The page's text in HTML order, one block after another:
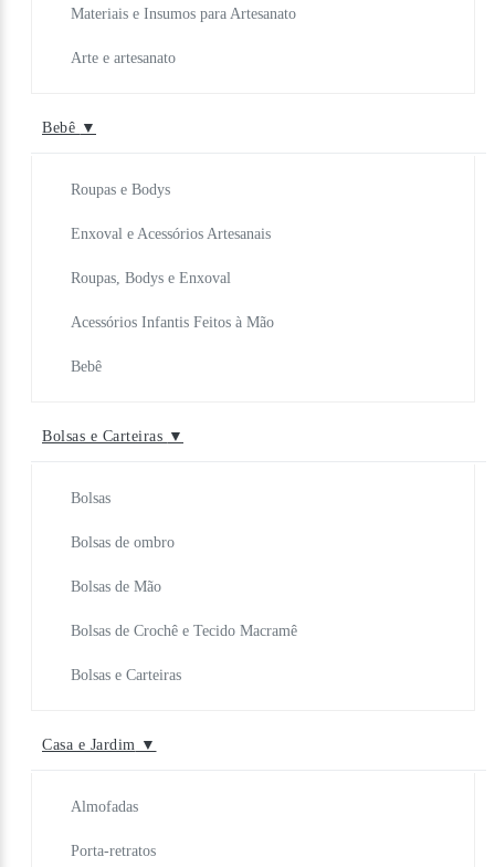
Materiais e Insumos para Artesanato
Arte e artesanato
Bebê ▼
Roupas e Bodys
Enxoval e Acessórios Artesanais
Roupas, Bodys e Enxoval
Acessórios Infantis Feitos à Mão
Bebê
Bolsas e Carteiras ▼
Bolsas
Bolsas de ombro
Bolsas de Mão
Bolsas de Crochê e Tecido Macramê
Bolsas e Carteiras
Casa e Jardim ▼
Almofadas
Porta-retratos